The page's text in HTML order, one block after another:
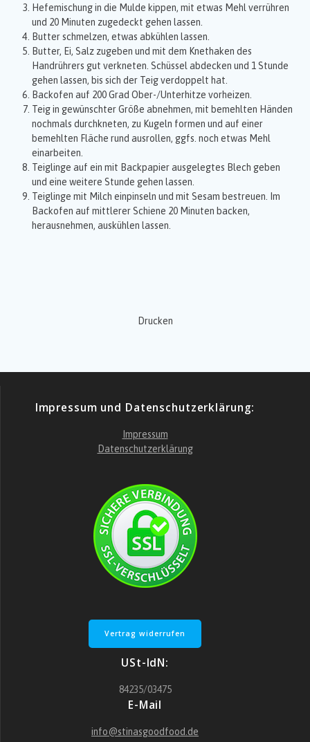
Hefemischung in die Mulde kippen, mit etwas Mehl verrühren
und 20 Minuten zugedeckt gehen lassen.
Butter schmelzen, etwas abkühlen lassen.
Butter, Ei, Salz zugeben und mit dem Knethaken des
Handrührers gut verkneten. Schüssel abdecken und 1 Stunde
gehen lassen, bis sich der Teig verdoppelt hat.
Backofen auf 200 Grad Ober-/Unterhitze vorheizen.
Teig in gewünschter Größe abnehmen, mit bemehlten Händen
nochmals durchkneten, zu Kugeln formen und auf einer
bemehlten Fläche rund ausrollen, ggfs. noch etwas Mehl
einarbeiten.
Teiglinge auf ein mit Backpapier ausgelegtes Blech geben
und eine weitere Stunde gehen lassen.
Teiglinge mit Milch einpinseln und mit Sesam bestreuen. Im
Backofen auf mittlerer Schiene 20 Minuten backen,
herausnehmen, auskühlen lassen.
Drucken
Impressum und Datenschutzerklärung:
Impressum
Datenschutzerklärung
Vertrag widerrufen
USt-IdN:
84235/03475
E-Mail
info@stinasgoodfood.de